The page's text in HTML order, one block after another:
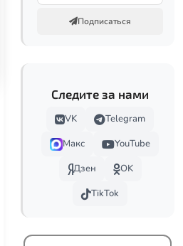
Подписаться
Следите за нами
VK
Telegram
Макс
YouTube
Дзен
OK
TikTok